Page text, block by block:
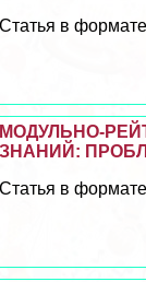
Статья в
МОДУЛЬНО-
ЗНАНИЙ:
Статья в